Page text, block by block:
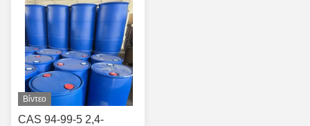
Βίντεο
CAS 94-99-5 2,4-